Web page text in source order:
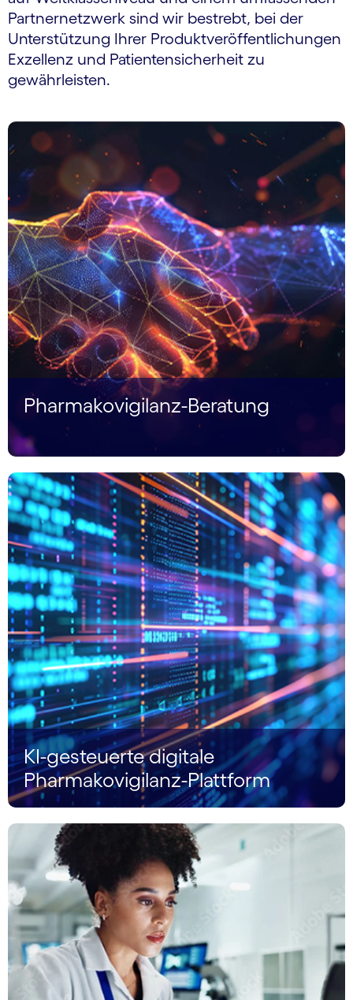
Partnernetzwerk sind wir bestrebt, bei der
Unterstützung Ihrer Produktveröffentlichungen
Exzellenz und Patientensicherheit zu
gewährleisten.
Pharmakovigilanz-Beratung
KI-gesteuerte digitale
Pharmakovigilanz-Plattform